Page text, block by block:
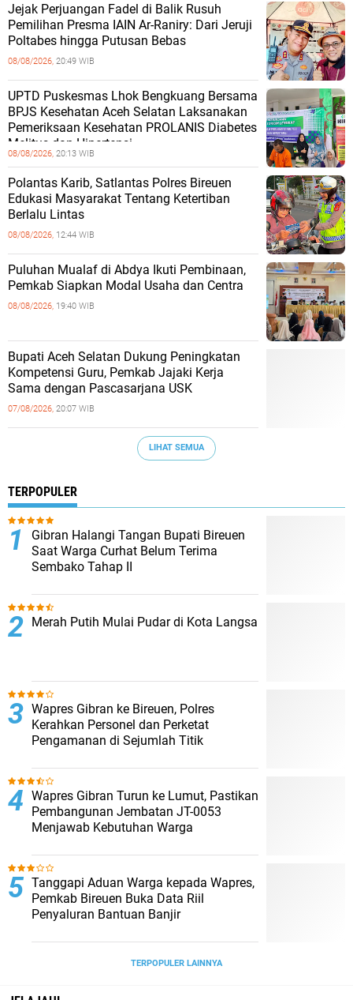
Jejak Perjuangan Fadel di Balik Rusuh
Pemilihan Presma IAIN Ar-Raniry: Dari Jeruji
Poltabes hingga Putusan Bebas
08/08/2026, 20:49 WIB
UPTD Puskesmas Lhok Bengkuang Bersama
BPJS Kesehatan Aceh Selatan Laksanakan
Pemeriksaan Kesehatan PROLANIS Diabetes
Melitus dan Hipertensi
08/08/2026, 20:13 WIB
Polantas Karib, Satlantas Polres Bireuen
Edukasi Masyarakat Tentang Ketertiban
Berlalu Lintas
08/08/2026, 12:44 WIB
Puluhan Mualaf di Abdya Ikuti Pembinaan,
Pemkab Siapkan Modal Usaha dan Centra
08/08/2026, 19:40 WIB
Bupati Aceh Selatan Dukung Peningkatan
Kompetensi Guru, Pemkab Jajaki Kerja
Sama dengan Pascasarjana USK
07/08/2026, 20:07 WIB
LIHAT SEMUA
TERPOPULER
Gibran Halangi Tangan Bupati Bireuen
Saat Warga Curhat Belum Terima
Sembako Tahap II
Merah Putih Mulai Pudar di Kota Langsa
Wapres Gibran ke Bireuen, Polres
Kerahkan Personel dan Perketat
Pengamanan di Sejumlah Titik
Wapres Gibran Turun ke Lumut, Pastikan
Pembangunan Jembatan JT-0053
Menjawab Kebutuhan Warga
Tanggapi Aduan Warga kepada Wapres,
Pemkab Bireuen Buka Data Riil
Penyaluran Bantuan Banjir
TERPOPULER LAINNYA